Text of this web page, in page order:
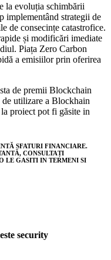
la evoluția schimbării
implementând strategii de
de consecințe catastrofice.
și modificări imediate
Piața Zero Carbon
a emisiilor prin oferirea
de premii Blockchain
utilizare a Blockhain
proiect pot fi găsite in
SFATURI FINANCIARE.
CONSULTAȚI
LE GASITI IN TERMENI SI
security